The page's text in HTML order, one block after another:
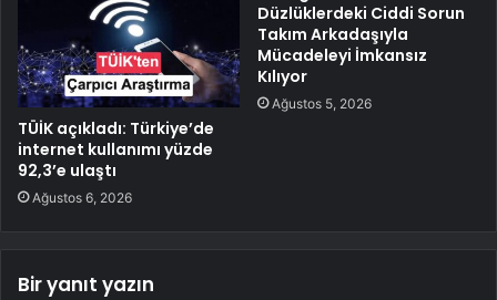
TÜİK açıkladı: Türkiye’de
internet kullanımı yüzde
92,3’e ulaştı
Ağustos 6, 2026
Düzlüklerdeki Ciddi Sorun
Takım Arkadaşıyla
Mücadeleyi İmkansız
Kılıyor
Ağustos 5, 2026
Bir yanıt yazın